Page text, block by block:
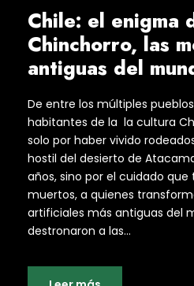
Chile: el enigma
Chinchorro, las
antiguas del
De entre los múltiples
habitantes de la la cultura
solo por haber vivido
hostil del desierto de
años, sino por el cuidado que
muertos, a quienes
artificiales más antiguas del
destronaron a las...